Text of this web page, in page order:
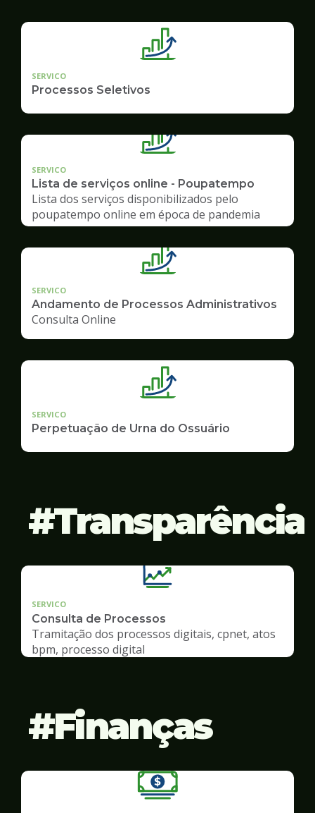
SERVICO
Processos Seletivos
SERVICO
Lista de serviços online - Poupatempo
Lista dos serviços disponibilizados pelo
poupatempo online em época de pandemia
SERVICO
Andamento de Processos Administrativos
Consulta Online
SERVICO
Perpetuação de Urna do Ossuário
Transparência
SERVICO
Consulta de Processos
Tramitação dos processos digitais, cpnet, atos
bpm, processo digital
Finanças